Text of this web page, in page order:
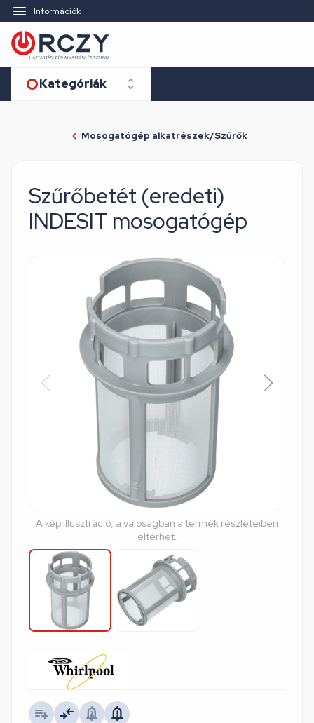
Információk
Kategóriák
Mosogatógép alkatrészek/Szűrők
Szűrőbetét (eredeti)
INDESIT mosogatógép
A kép illusztráció, a valóságban a termék részleteiben
eltérhet.